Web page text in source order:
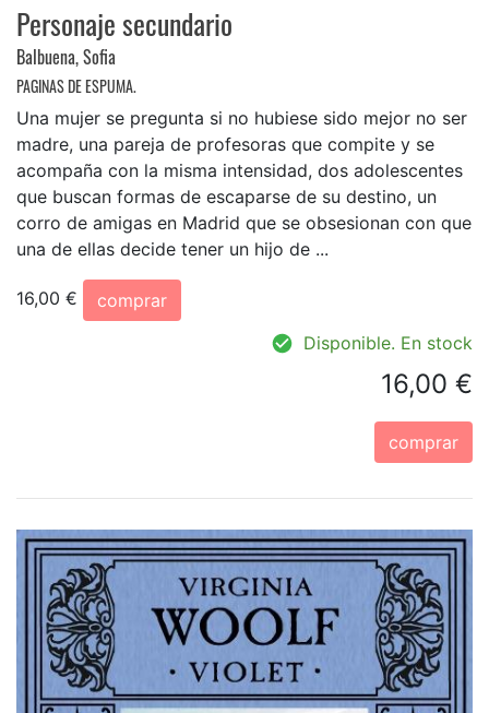
Personaje secundario
Balbuena, Sofia
PAGINAS DE ESPUMA.
Una mujer se pregunta si no hubiese sido mejor no ser
madre, una pareja de profesoras que compite y se
acompaña con la misma intensidad, dos adolescentes
que buscan formas de escaparse de su destino, un
corro de amigas en Madrid que se obsesionan con que
una de ellas decide tener un hijo de ...
16,00 €
comprar
Disponible. En stock
16,00 €
comprar